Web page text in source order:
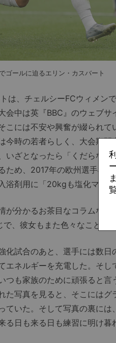
ゴールに迫るエリン・カスバート
は、チェルシーFCウィメン
会中は英『BBC』のウェブ
こには不安や興奮が綴られ
今時の若者らしく、大会期
いざとなったら「くだらな
ため、2017年の欧州選手権
浴剤用に「20kgも塩化マグ
分かるお茶目なコラムなの
、彼女もまた色々なことを
化試合のあと、選手には数日
エネルギーを充電した。そ
つも家族のために頑張ると
た写真を見ると、そこには
ていた。そして写真の裏には
る日も来る日も練習に明け暮